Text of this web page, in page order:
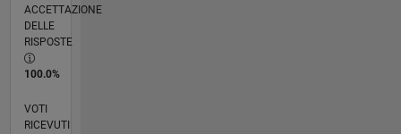
ACCETTAZIONE
DELLE
RISPOSTE
100.0%
VOTI
RICEVUTI